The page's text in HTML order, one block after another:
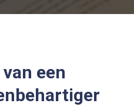
een